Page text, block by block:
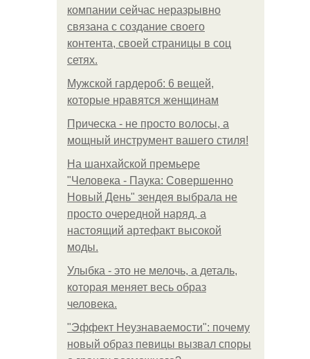
компании сейчас неразрывно
связана с создание своего
контента, своей страницы в соц
сетях.
Мужской гардероб: 6 вещей,
которые нравятся женщинам
Прическа - не просто волосы, а
мощный инструмент вашего стиля!
На шанхайской премьере
"Человека - Паука: Совершенно
Новый День" зендея выбрала не
просто очередной наряд, а
настоящий артефакт высокой
моды.
Улыбка - это не мелочь, а деталь,
которая меняет весь образ
человека.
"Эффект Неузнаваемости": почему
новый образ певицы вызвал споры